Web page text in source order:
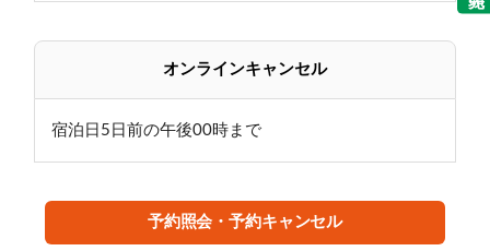
オンラインキャンセル
宿泊日5日前の午後00時まで
予約照会・予約キャンセル